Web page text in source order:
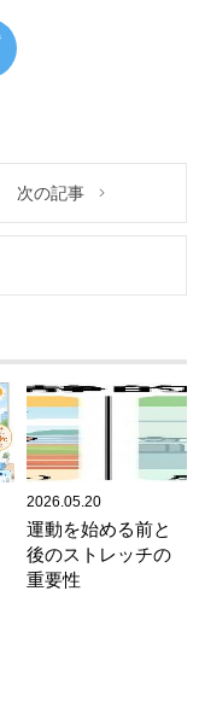
次の記事
2026.05.20
運動を始める前と
後のストレッチの
重要性